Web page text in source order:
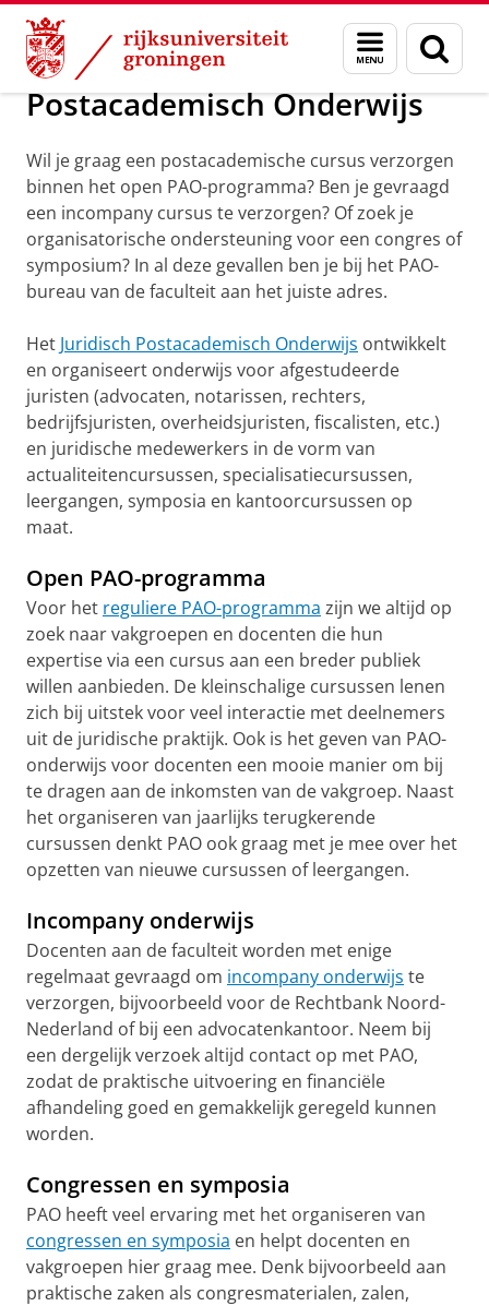
Skip
Content
Skip
Navigation
Menu
en
zoeken
Dienst Onderwijs en Studiebegeleiding
Postacademisch Onderwijs
Wil je graag een postacademische cursus verzorgen
binnen het open PAO-programma? Ben je gevraagd
een incompany cursus te verzorgen? Of zoek je
organisatorische ondersteuning voor een congres of
symposium? In al deze gevallen ben je bij het PAO-
bureau van de faculteit aan het juiste adres.
Het Juridisch Postacademisch Onderwijs ontwikkelt
en organiseert onderwijs voor afgestudeerde
juristen (advocaten, notarissen, rechters,
bedrijfsjuristen, overheidsjuristen, fiscalisten, etc.)
en juridische medewerkers in de vorm van
actualiteitencursussen, specialisatiecursussen,
leergangen, symposia en kantoorcursussen op
maat.
Open PAO-programma
Voor het reguliere PAO-programma zijn we altijd op
zoek naar vakgroepen en docenten die hun
expertise via een cursus aan een breder publiek
willen aanbieden. De kleinschalige cursussen lenen
zich bij uitstek voor veel interactie met deelnemers
uit de juridische praktijk. Ook is het geven van PAO-
onderwijs voor docenten een mooie manier om bij
te dragen aan de inkomsten van de vakgroep. Naast
het organiseren van jaarlijks terugkerende
cursussen denkt PAO ook graag met je mee over het
opzetten van nieuwe cursussen of leergangen.
Incompany onderwijs
Docenten aan de faculteit worden met enige
regelmaat gevraagd om incompany onderwijs te
verzorgen, bijvoorbeeld voor de Rechtbank Noord-
Nederland of bij een advocatenkantoor. Neem bij
een dergelijk verzoek altijd contact op met PAO,
zodat de praktische uitvoering en financiële
afhandeling goed en gemakkelijk geregeld kunnen
worden.
Congressen en symposia
PAO heeft veel ervaring met het organiseren van
congressen en symposia en helpt docenten en
vakgroepen hier graag mee. Denk bijvoorbeeld aan
praktische zaken als congresmaterialen, zalen,